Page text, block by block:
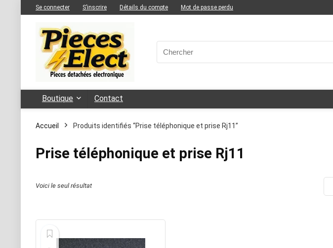
Se connecter S’inscrire Détails du compte Mot de passe perdu
Boutique Contact
Accueil Produits identifiés “Prise téléphonique et prise Rj11”
Prise téléphonique et prise Rj11
Voici le seul résultat